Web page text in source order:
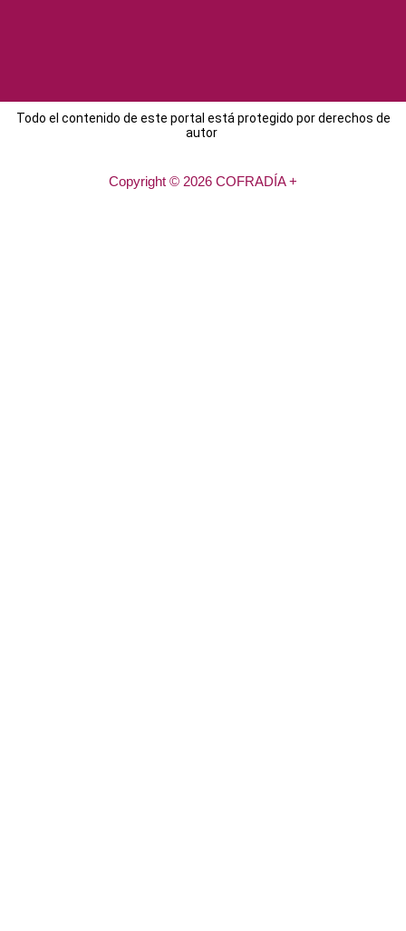
Todo el contenido de este portal está protegido por derechos de
autor
Copyright © 2026 COFRADÍA +